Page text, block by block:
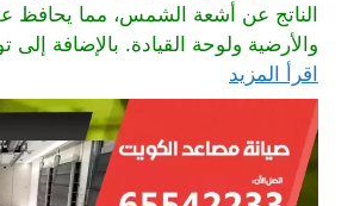
الناتج عن أشعة الشمس، مما يحافظ
والأرضية ولوحة القيادة. بالإضافة إلى
اقرأ المزيد